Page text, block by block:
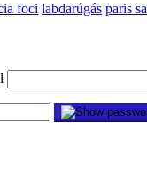
foci labdarúgás paris